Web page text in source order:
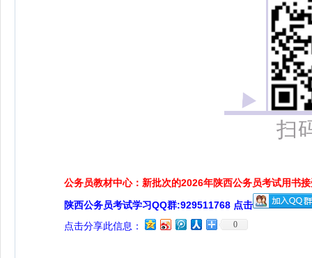
扫
公务员教材中心：新批次的2026年陕西公务员考试用书
陕西公务员考试学习QQ群:929511768 点击
点击分享此信息：
0